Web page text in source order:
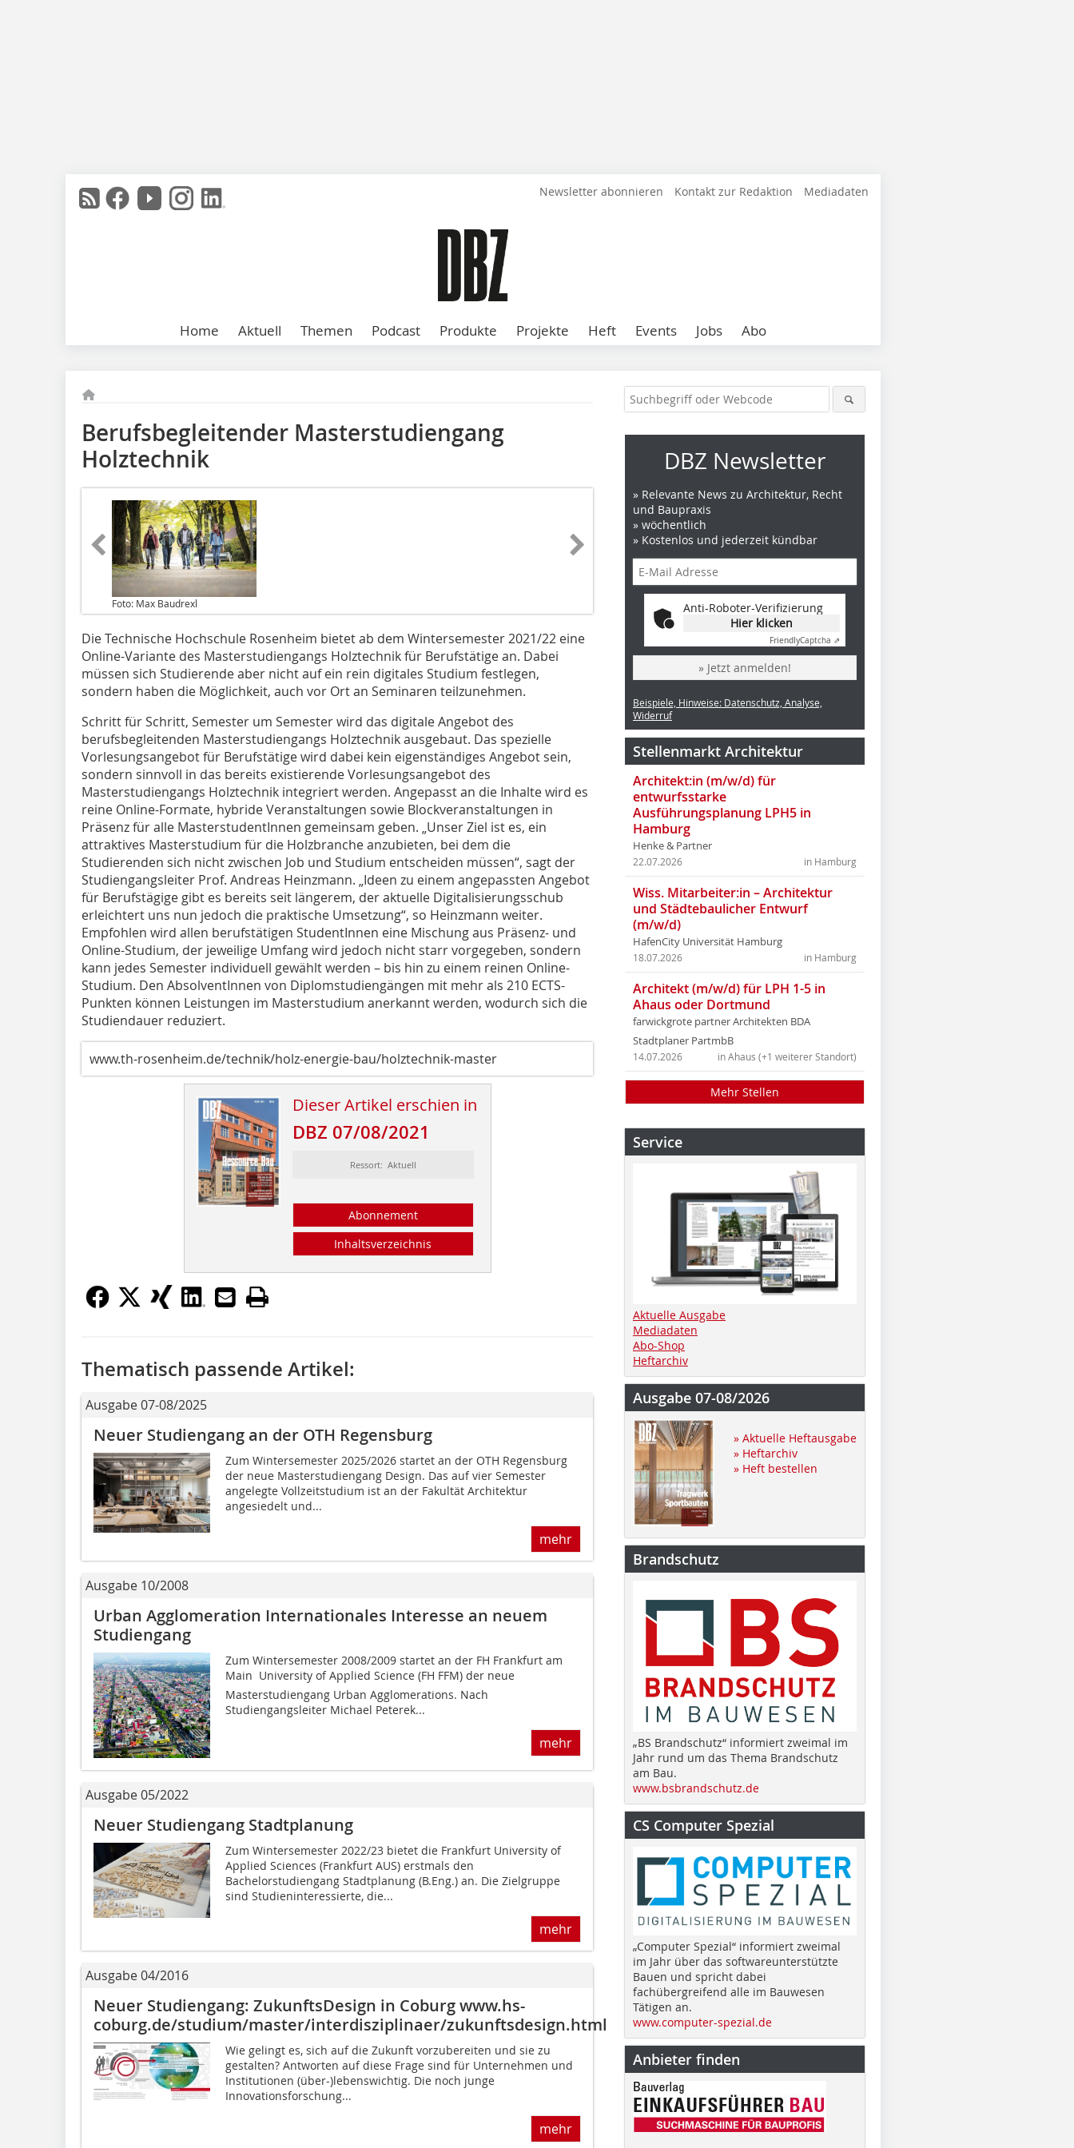
Newsletter abonnieren Kontakt zur Redaktion Mediadaten
Home Aktuell Themen Podcast Produkte Projekte Heft Events Jobs Abo
Berufsbegleitender Master­studiengang
Holztechnik
Foto: Max Baudrexl
Die Technische Hochschule Rosenheim bietet ab dem Wintersemester 2021/22 eine
Online-Variante des Masterstudiengangs Holztechnik für Berufstätige an. Dabei
müssen sich Studierende aber nicht auf ein rein digitales Studium festlegen,
sondern haben die Möglichkeit, auch vor Ort an Seminaren teilzunehmen.
Schritt für Schritt, Semester um Semester wird das digitale Angebot des
berufsbegleitenden Masterstudiengangs Holztechnik ausgebaut. Das spezielle
Vorlesungsangebot für Berufstätige wird dabei kein eigenständiges Angebot sein,
sondern sinnvoll in das bereits existierende Vorlesungsangebot des
Masterstudiengangs Holztechnik integriert werden. Angepasst an die Inhalte wird es
reine Online-Formate, hybride Veranstaltungen sowie Blockveranstaltungen in
Präsenz für alle MasterstudentInnen gemeinsam geben. „Unser Ziel ist es, ein
attraktives Masterstudium für die Holzbranche anzubieten, bei dem die
Studierenden sich nicht zwischen Job und Studium entscheiden müssen“, sagt der
Studiengangsleiter Prof. Andreas Heinzmann. „Ideen zu einem angepassten Angebot
für Berufstägige gibt es bereits seit längerem, der aktuelle Digitalisierungsschub
erleichtert uns nun jedoch die praktische Umsetzung“, so Heinzmann weiter.
Empfohlen wird allen berufstätigen StudentInnen eine Mischung aus Präsenz- und
Online-Studium, der jeweilige Umfang wird jedoch nicht starr vorgegeben, sondern
kann jedes Semester individuell gewählt werden – bis hin zu einem reinen Online-
Studium. Den AbsolventInnen von Diplomstudiengängen mit mehr als 210 ECTS-
Punkten können Leistungen im Masterstudium anerkannt werden, wodurch sich die
Studiendauer reduziert.
www.th-rosenheim.de/technik/holz-energie-bau/holztechnik-master
Dieser Artikel erschien in
DBZ 07/08/2021
Ressort: Aktuell
Abonnement
Inhaltsverzeichnis
Thematisch passende Artikel:
Ausgabe 07-08/2025
Neuer Studiengang an der OTH Regensburg
Zum Wintersemester 2025/2026 startet an der OTH Regensburg
der neue Masterstudiengang Design. Das auf vier Semester
angelegte Vollzeitstudium ist an der Fakultät Architektur
angesiedelt und...
mehr
Ausgabe 10/2008
Urban Agglomeration Internationales Interesse an neuem
Studiengang
Zum Wintersemester 2008/2009 startet an der FH Frankfurt am
Main  University of Applied Science (FH FFM) der neue
Masterstudiengang Urban Agglomerations. Nach
Studiengangsleiter Michael Peterek...
mehr
Ausgabe 05/2022
Neuer Studiengang Stadtplanung
Zum Wintersemester 2022/23 bietet die Frankfurt University of
Applied Sciences (Frankfurt AUS) erstmals den
Bachelorstudiengang Stadtplanung (B.Eng.) an. Die Zielgruppe
sind Studieninteressierte, die...
mehr
Ausgabe 04/2016
Neuer Studiengang: ZukunftsDesign in Coburg www.hs-
coburg.de/studium/master/interdisziplinaer/zukunftsdesign.html
Wie gelingt es, sich auf die Zukunft vorzubereiten und sie zu
gestalten? Antworten auf diese Frage sind für Unternehmen und
Institutionen (über-)lebenswichtig. Die noch junge
Innovationsforschung...
mehr
DBZ Newsletter
» Relevante News zu Architektur, Recht
und Baupraxis
» wöchentlich
» Kostenlos und jederzeit kündbar
Anti-Roboter-Verifizierung
Hier klicken
FriendlyCaptcha ⇗
» Jetzt anmelden!
Beispiele, Hinweise: Datenschutz, Analyse,
Widerruf
Stellenmarkt Architektur
Architekt:in (m/w/d) für
entwurfsstarke
Ausführungsplanung LPH5 in
Hamburg
Henke & Partner
in Hamburg
22.07.2026
Wiss. Mitarbeiter:in – Architektur
und Städtebaulicher Entwurf
(m/w/d)
HafenCity Universität Hamburg
in Hamburg
18.07.2026
Architekt (m/w/d) für LPH 1-5 in
Ahaus oder Dortmund
farwickgrote partner Architekten BDA
Stadtplaner PartmbB
in Ahaus (+1 weiterer Standort)
14.07.2026
Mehr Stellen
Service
Aktuelle Ausgabe
Mediadaten
Abo-Shop
Heftarchiv
Ausgabe 07-08/2026
» Aktuelle Heftausgabe
» Heftarchiv
» Heft bestellen
Brandschutz
„BS Brandschutz“ informiert zweimal im
Jahr rund um das Thema Brandschutz
am Bau.
www.bsbrandschutz.de
CS Computer Spezial
„Computer Spezial“ informiert zweimal
im Jahr über das softwareunterstützte
Bauen und spricht dabei
fachübergreifend alle im Bauwesen
Tätigen an.
www.computer-spezial.de
Anbieter finden